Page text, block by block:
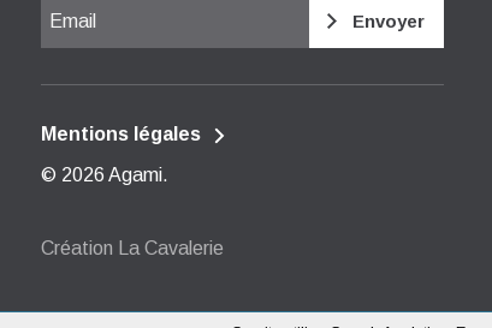
Mentions légales
© 2026 Agami.
Création La Cavalerie